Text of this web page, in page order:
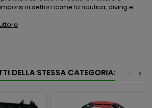
in settori come la nautica, diving e
DELLA STESSA CATEGORIA: >
<